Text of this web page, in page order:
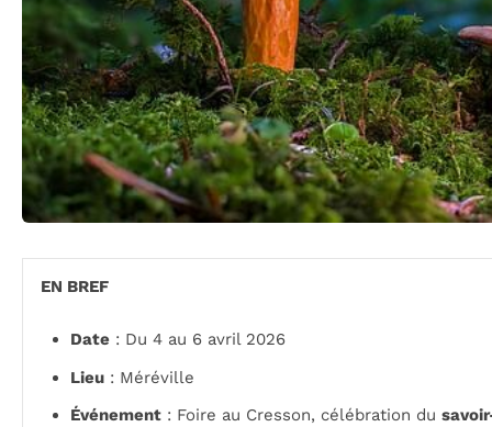
EN BREF
Date : Du 4 au 6 avril 2026
Lieu : Méréville
Événement : Foire au Cresson, célébration du